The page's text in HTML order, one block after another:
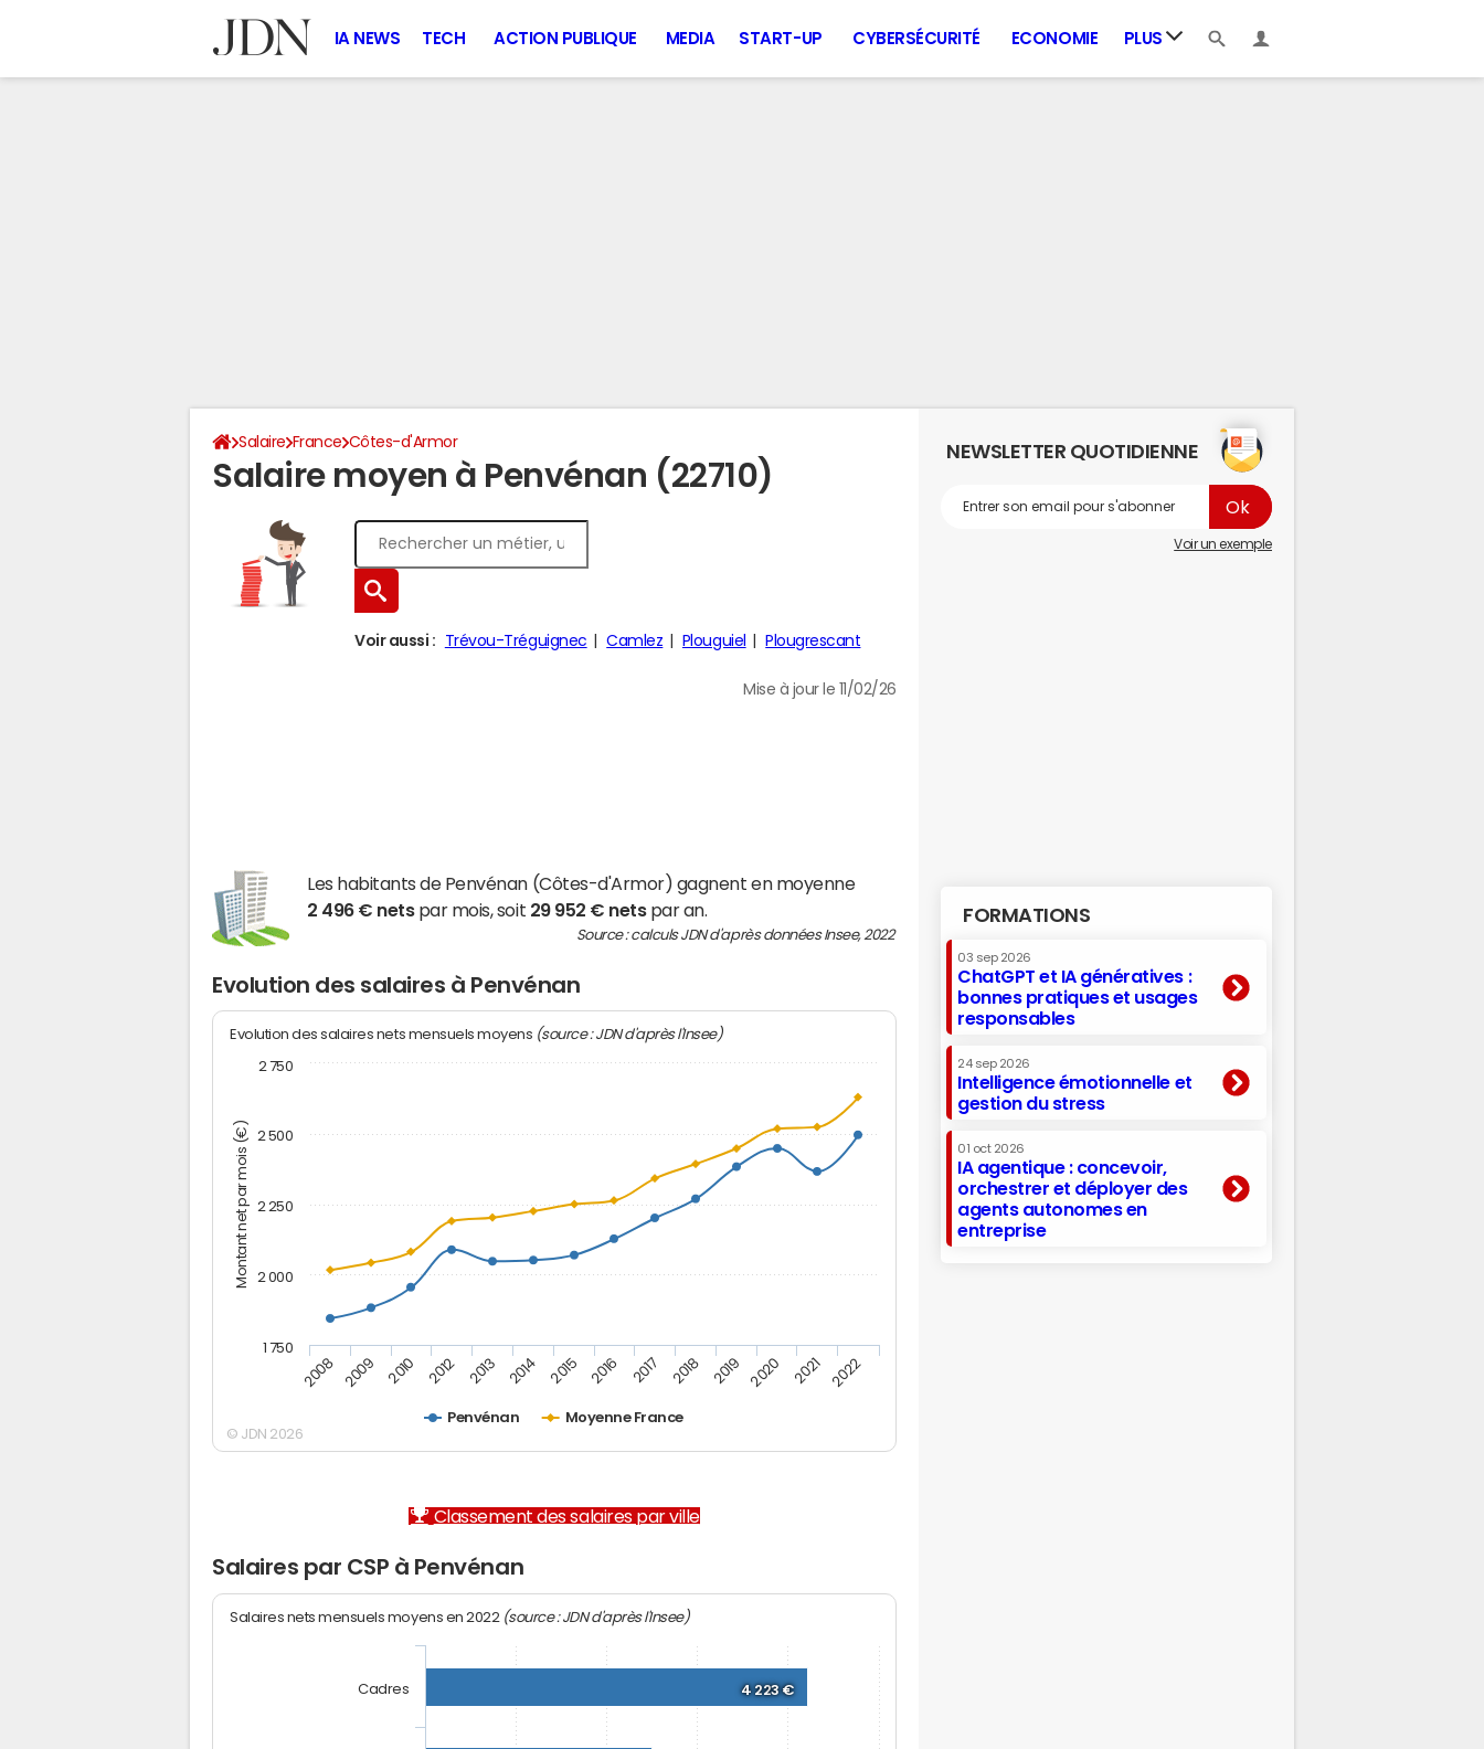
IA NEWS TECH ACTION PUBLIQUE MEDIA START-UP CYBERSÉCURITÉ ECONOMIE PLUS
Salaire France Côtes-d'Armor
Salaire moyen à Penvénan (22710)
Voir aussi : Trévou-Tréguignec Camlez Plouguiel Plougrescant
Mise à jour le 11/02/26
Les habitants de Penvénan (Côtes-d'Armor) gagnent en moyenne
2 496 € netspar mois, soit 29 952 € netspar an.
Source : calculs JDN d'après données Insee, 2022
Evolution des salaires à Penvénan
Montant net par mois (€)
Evolution des salaires nets mensuels moyens (source : JDN d'après l'Insee)
Penvénan Moyenne France
2008 2009 2010 2012 2013 2014 2015 2016 2017 2018 2019 2020 2021 2022
1 750
2 000
2 250
2 500
2 750
© JDN 2026
Classement des salaires par ville
Salaires par CSP à Penvénan
Salaires nets mensuels moyens en 2022 (source : JDN d'après l'Insee)
4 223 €
Cadres
NEWSLETTER QUOTIDIENNE
Voir un exemple
FORMATIONS
03 sep 2026
ChatGPT et IA génératives :
bonnes pratiques et usages
responsables
24 sep 2026
Intelligence émotionnelle et
gestion du stress
01 oct 2026
IA agentique : concevoir,
orchestrer et déployer des
agents autonomes en
entreprise